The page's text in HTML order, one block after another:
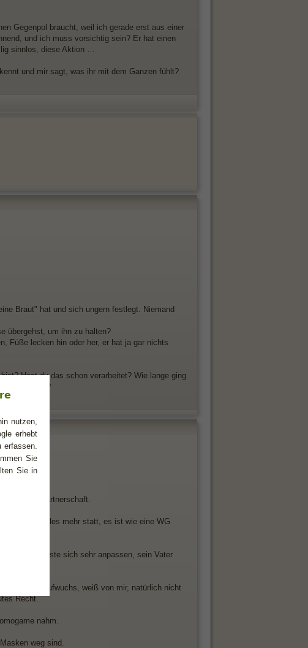
Gegenpol braucht, weil ich gerade erst aus einer
und ich muss vorsichtig sein? Er hat einen
sinnlos, diese Aktion …
und mir sagt, was ihr mit dem Ganzen fühlt?
Braut" hat und sich ungern festlegt. Niemand
übergehst, um ihn zu halten?
Füße lecken hin oder her, er hat ja gar nichts
Hast du das schon verarbeitet? Wie lange ging
Schützen?
in offener Partnerschaft.
Sexuelles mehr statt, es ist wie eine WG
Er musste sich sehr anpassen, sein Vater
in Berlin aufwuchs, weiß von mir, natürlich nicht
Recht.
nahm.
weg sind.
nutzen,
erhebt
erfassen.
Sie
Sie in